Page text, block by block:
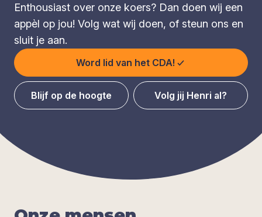
Enthousiast over onze koers? Dan doen wij een
appèl op jou! Volg wat wij doen, of steun ons en
sluit je aan.
Word lid van het CDA!
Blijf op de hoogte Volg jij Henri al?